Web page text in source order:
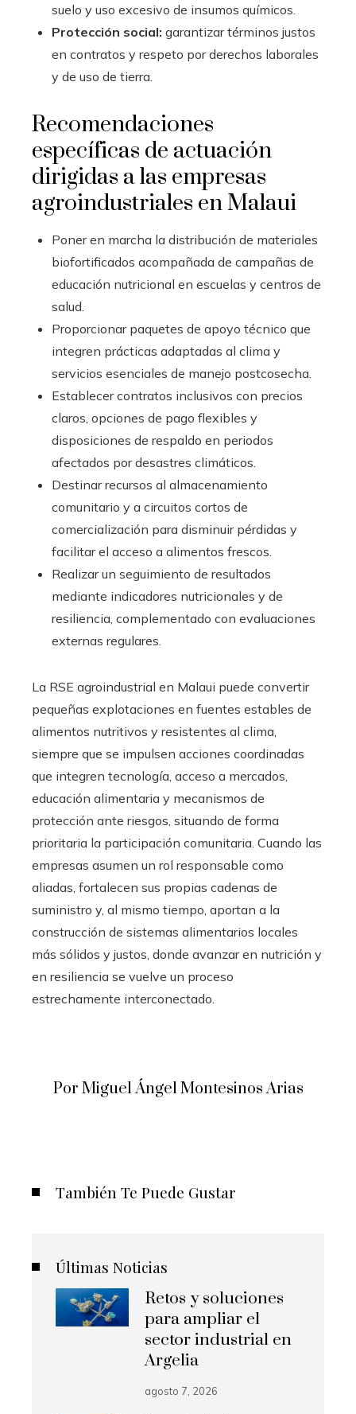
suelo y uso excesivo de insumos químicos.
Protección social: garantizar términos justos
en contratos y respeto por derechos laborales
y de uso de tierra.
Recomendaciones
específicas de actuación
dirigidas a las empresas
agroindustriales en Malaui
Poner en marcha la distribución de materiales
biofortificados acompañada de campañas de
educación nutricional en escuelas y centros de
salud.
Proporcionar paquetes de apoyo técnico que
integren prácticas adaptadas al clima y
servicios esenciales de manejo postcosecha.
Establecer contratos inclusivos con precios
claros, opciones de pago flexibles y
disposiciones de respaldo en periodos
afectados por desastres climáticos.
Destinar recursos al almacenamiento
comunitario y a circuitos cortos de
comercialización para disminuir pérdidas y
facilitar el acceso a alimentos frescos.
Realizar un seguimiento de resultados
mediante indicadores nutricionales y de
resiliencia, complementado con evaluaciones
externas regulares.
La RSE agroindustrial en Malaui puede convertir
pequeñas explotaciones en fuentes estables de
alimentos nutritivos y resistentes al clima,
siempre que se impulsen acciones coordinadas
que integren tecnología, acceso a mercados,
educación alimentaria y mecanismos de
protección ante riesgos, situando de forma
prioritaria la participación comunitaria. Cuando las
empresas asumen un rol responsable como
aliadas, fortalecen sus propias cadenas de
suministro y, al mismo tiempo, aportan a la
construcción de sistemas alimentarios locales
más sólidos y justos, donde avanzar en nutrición y
en resiliencia se vuelve un proceso
estrechamente interconectado.
Por Miguel Ángel Montesinos Arias
También Te Puede Gustar
Últimas Noticias
Retos y soluciones
para ampliar el
sector industrial en
Argelia
agosto 7, 2026